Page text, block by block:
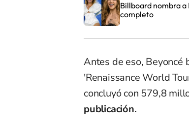
Billboard nombra a
completo
Antes de eso, Beyoncé
'Renaissance World
concluyó con 579,8
publicación.